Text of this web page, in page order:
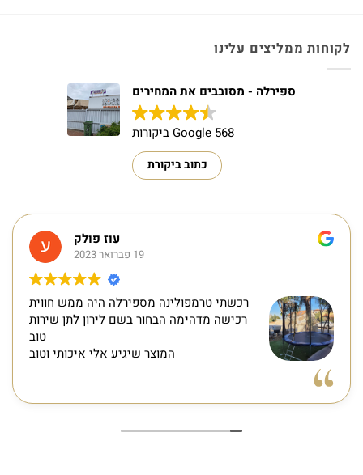
לקוחות ממליצים עלינו
ספירלה - מסובבים את המחירים
568 Google ביקורות
כתוב ביקורת
עוז פולק
19 פברואר 2023
רכשתי טרמפולינה מספירלה היה ממש חווית
רכישה מדהימה הבחור בשם לירון לתן שירות
טוב
המוצר שיגיע אלי איכותי וטוב